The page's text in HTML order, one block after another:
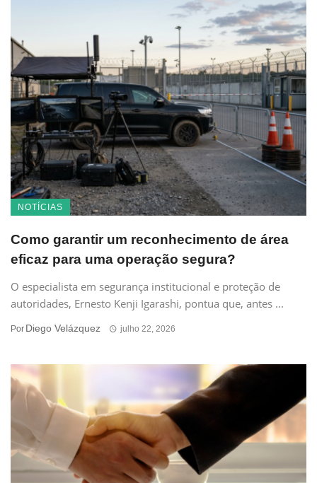
NOTÍCIAS
Como garantir um reconhecimento de área
eficaz para uma operação segura?
O especialista em segurança institucional e proteção de
autoridades, Ernesto Kenji Igarashi, pontua que, antes ...
Por Diego Velázquez julho 22, 2026